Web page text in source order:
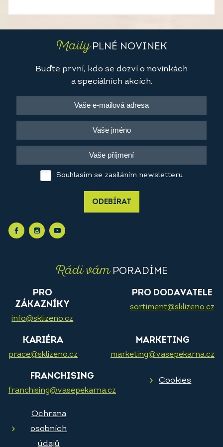
MailyPLNÉ NOVINEK
Buďte první, kdo se dozví o novinkách
a speciálních akcích.
Souhlasím se zasíláním newsletteru
ODEBÍRAT
Rádi vámPORADÍME
PRO
ZÁKAZNÍKY
info@sklizeno.cz
PRO DODAVATELE
sortiment@sklizeno.cz
KARIÉRA
prace@sklizeno.cz
MARKETING
marketing@vasepekarna.cz
FRANCHISING
franchising@vasepekarna.cz
Cookies
Ochrana
osobních
údajů